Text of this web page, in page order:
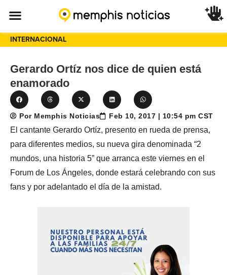
INTERNACIONAL
Gerardo Ortíz nos dice de quien está
enamorado
Por Memphis Noticias Feb 10, 2017 | 10:54 pm CST
El cantante Gerardo Ortíz, presento en rueda de prensa,
para diferentes medios, su nueva gira denominada “2
mundos, una historia 5” que arranca este viernes en el
Forum de Los Ángeles, donde estará celebrando con sus
fans y por adelantado el día de la amistad.